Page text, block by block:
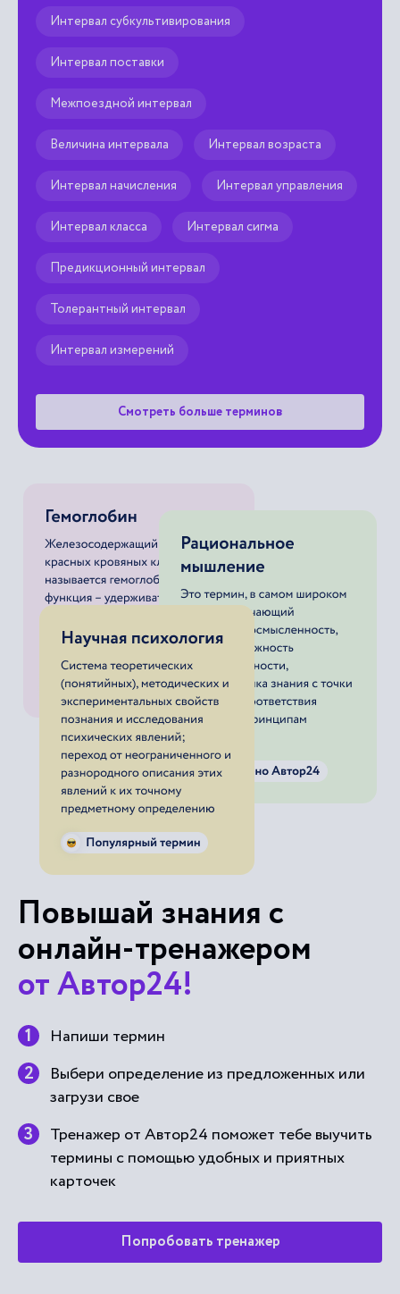
Интервал субкультивирования
Интервал поставки
Межпоездной интервал
Величина интервала Интервал возраста
Интервал начисления Интервал управления
Интервал класса Интервал сигма
Предикционный интервал
Толерантный интервал
Интервал измерений
Смотреть больше терминов
Повышай знания с
онлайн-тренажером
от Автор24!
Напиши термин
Выбери определение из предложенных или
загрузи свое
Тренажер от Автор24 поможет тебе выучить
термины с помощью удобных и приятных
карточек
Попробовать тренажер